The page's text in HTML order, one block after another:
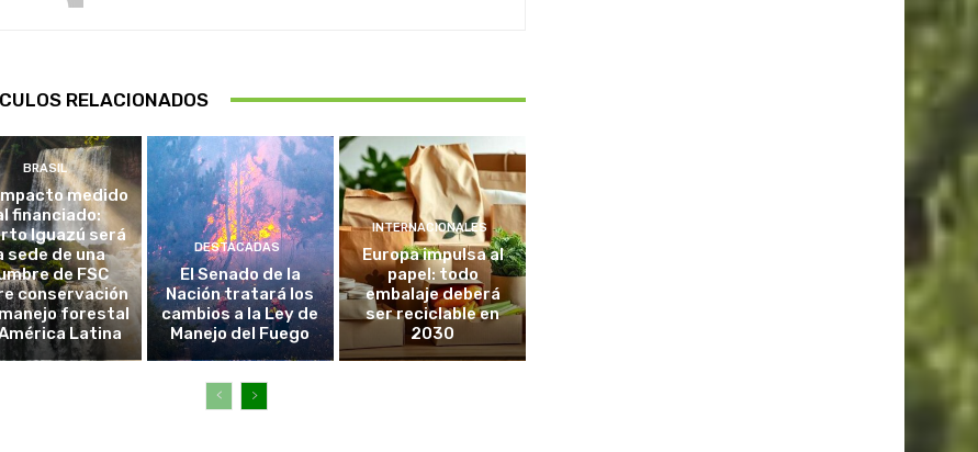
RELACIONADOS
BRASIL
medido
financiado:
Iguazú será
sede de una
de FSC
conservación
forestal
Latina
DESTACADAS
El Senado de la
Nación tratará los
cambios a la Ley de
Manejo del Fuego
INTERNACIONALES
Europa impulsa al
papel: todo
embalaje deberá
ser reciclable en
2030